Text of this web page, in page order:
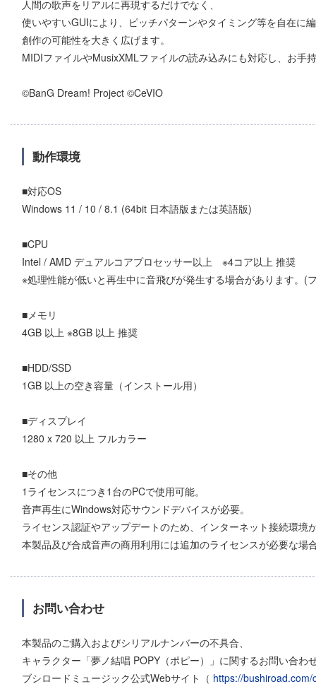
人間の歌声をリアルに再現するだけでなく、
使いやすいGUIにより、ピッチパターンやタイミング等を自在に
創作の可能性を大きく広げます。
MIDIファイルやMusixXMLファイルの読み込みにも対応し、お手
©BanG Dream! Project ©CeVIO
動作環境
■対応OS
Windows 11 / 10 / 8.1 (64bit 日本語版または英語版)
■CPU
Intel / AMD デュアルコアプロセッサー以上 ※4コア以上 推奨
※処理性能が低いと再生中に音飛びが発生する場合があります。(
■メモリ
4GB 以上 ※8GB 以上 推奨
■HDD/SSD
1GB 以上の空き容量（インストール用）
■ディスプレイ
1280 x 720 以上 フルカラー
■その他
1ライセンスにつき1台のPCで使用可能。
音声再生にWindows対応サウンドデバイスが必要。
ライセンス認証やアップデートのため、インターネット接続環境
本製品及び合成音声の商用利用には追加のライセンスが必要な場
お問い合わせ
本製品のご購入およびシリアルナンバーの不具合、
キャラクター「夢ノ結唱 POPY（ポピー）」に関するお問い合わ
ブシロードミュージック公式Webサイト（ https://bushiroad.com/